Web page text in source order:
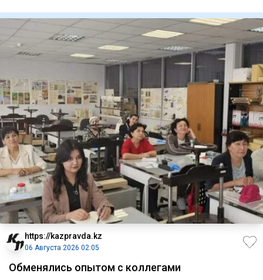
https://kazpravda.kz
06 Августа 2026 02:05
Обменялись опытом с коллегами